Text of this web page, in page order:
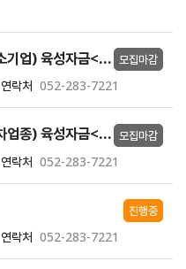
울산광역시 1차 중소기업(일반중소기업) 육성자금<온라인 접수>
연락처 052-283-7221
모집마감
울산광역시 제1차 중소기업(자동차업종) 육성자금<온라인>
연락처 052-283-7221
모집마감
연락처 052-283-7221
진행중